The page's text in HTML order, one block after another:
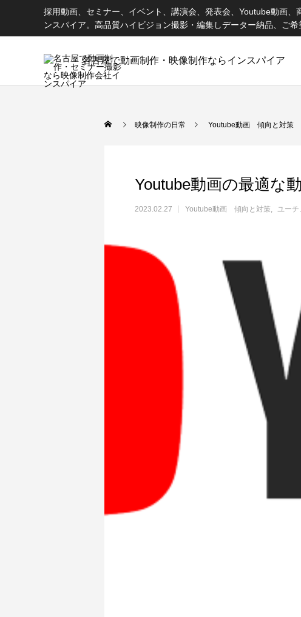
採用動画、セミナー、イベント、講演会、発表会、Youtube動画
ンスパイア。高品質ハイビジョン撮影・編集しデーター納品、ご
名古屋で動画制作・映像制作ならインスパイア
映像制作の日常 Youtube動画 傾向と対策
Youtube動画の最適な
2023.02.27 Youtube動画 傾向と対策 ユーチ